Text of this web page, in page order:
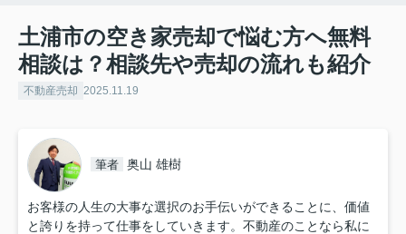
土浦市の空き家売却で悩む方へ無料
相談は？相談先や売却の流れも紹介
不動産売却 2025.11.19
筆者 奥山 雄樹
お客様の人生の大事な選択のお手伝いができることに、価値
と誇りを持って仕事をしていきます。不動産のことなら私に